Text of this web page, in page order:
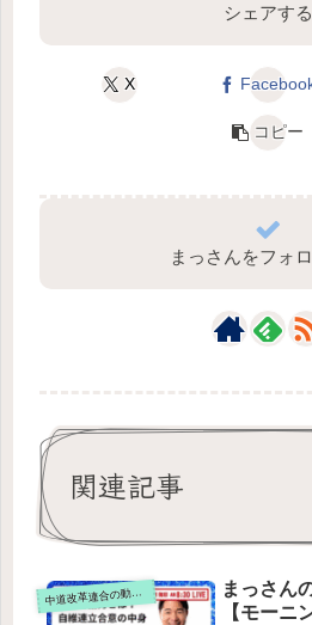
シェアする
X
コピー
まっさんをフォ
関連記事
中道改革連合の動画をテキスト要約
まっさん
【モーニ